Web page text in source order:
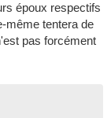
époux respectifs
même tentera de
pas forcément